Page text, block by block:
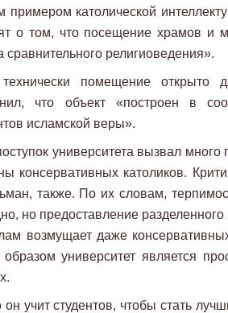
примером католической
о том, что посещение храмов и
сравнительного религиоведения».
помещение открыто
что объект «построен в
исламской веры».
университета вызвал
консервативных католиков.
также. По их словам,
но предоставление
возмущает даже
образом университет является
учит студентов, чтобы стать